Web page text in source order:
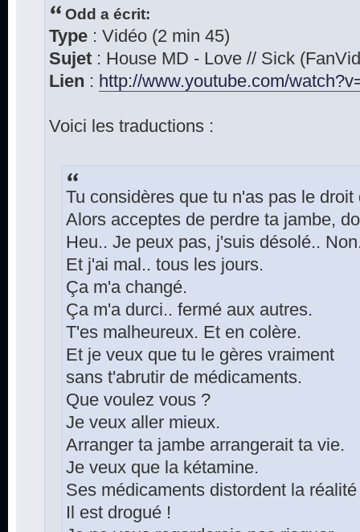
Odd a écrit:
Type : Vidéo (2 min 45)
Sujet : House MD - Love // Sick
Lien : http://www.youtube.com/
Voici les traductions :
Tu considères que tu n'as pas le droit
Alors acceptes de perdre ta jambe,
Heu.. Je peux pas, j'suis désolé..
Et j'ai mal.. tous les jours.
Ça m'a changé.
Ça m'a durci.. fermé aux autres.
T'es malheureux. Et en colère.
Et je veux que tu le gères vraiment
sans t'abrutir de médicaments.
Que voulez vous ?
Je veux aller mieux.
Arranger ta jambe arrangerait ta vie.
Je veux que la kétamine.
Ses médicaments distordent la réalité
Il est drogué !